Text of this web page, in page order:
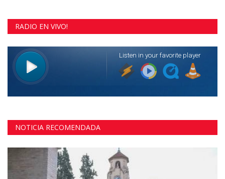
RADIO EN VIVO!
NOTICIA RECOMENDADA